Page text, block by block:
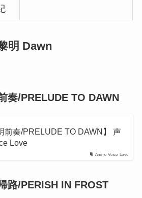
明 Dawn
奏/PRELUDE TO DAWN
Anime Voice Love
前奏/PRELUDE TO DAWN】 声
Love
路/PERISH IN FROST